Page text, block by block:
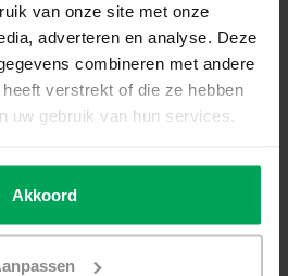
van onze site met onze
adverteren en analyse. Deze
combineren met andere
verstrekt of die ze hebben
uw gebruik van hun services.
Akkoord
days
Neem contact met ons op